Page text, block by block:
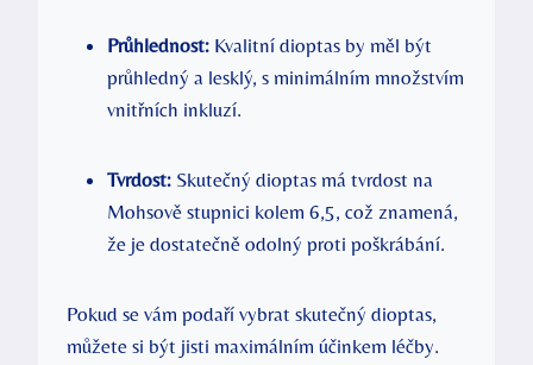
Průhlednost: Kvalitní dioptas by měl být
průhledný a lesklý, s minimálním množstvím
vnitřních inkluzí.
Tvrdost: Skutečný dioptas má tvrdost na
Mohsově stupnici kolem 6,5, což znamená,
že je dostatečně odolný proti poškrábání.
Pokud se vám podaří vybrat skutečný dioptas,
můžete si být jisti maximálním účinkem léčby.